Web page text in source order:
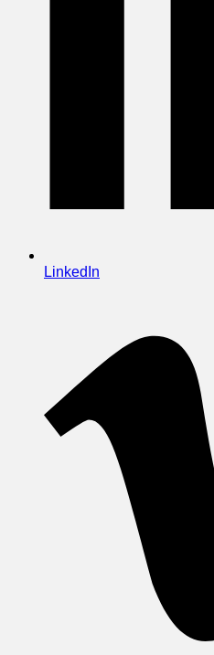
LinkedIn